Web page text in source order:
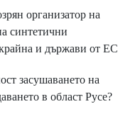
организатор на
синтетични
и държави от ЕС
засушаването на
в област Русе?